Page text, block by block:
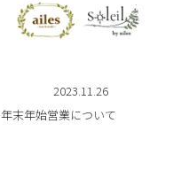
2023.11.26
年末年始営業について